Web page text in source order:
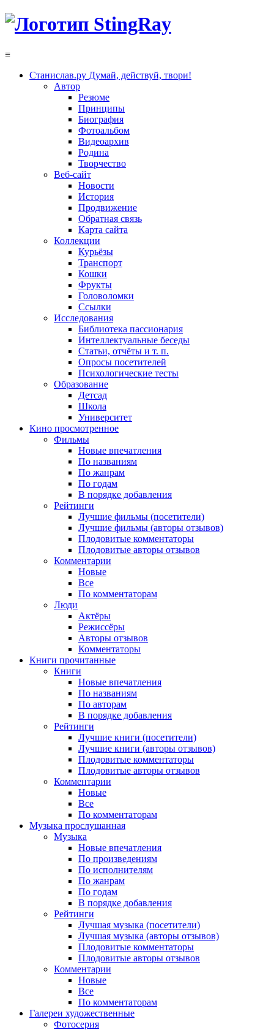
≡
Станислав.ру Думай, действуй, твори!
Автор
Резюме
Принципы
Биография
Фотоальбом
Видеоархив
Родина
Творчество
Веб-сайт
Новости
История
Продвижение
Обратная связь
Карта сайта
Коллекции
Курьёзы
Транспорт
Кошки
Фрукты
Головоломки
Ссылки
Исследования
Библиотека пассионария
Интеллектуальные беседы
Статьи, отчёты и т. п.
Опросы посетителей
Психологические тесты
Образование
Детсад
Школа
Университет
Кино просмотренное
Фильмы
Новые впечатления
По названиям
По жанрам
По годам
В порядке добавления
Рейтинги
Лучшие фильмы (посетители)
Лучшие фильмы (авторы отзывов)
Плодовитые комментаторы
Плодовитые авторы отзывов
Комментарии
Новые
Все
По комментаторам
Люди
Актёры
Режиссёры
Авторы отзывов
Комментаторы
Книги прочитанные
Книги
Новые впечатления
По названиям
По авторам
В порядке добавления
Рейтинги
Лучшие книги (посетители)
Лучшие книги (авторы отзывов)
Плодовитые комментаторы
Плодовитые авторы отзывов
Комментарии
Новые
Все
По комментаторам
Музыка прослушанная
Музыка
Новые впечатления
По произведениям
По исполнителям
По жанрам
По годам
В порядке добавления
Рейтинги
Лучшая музыка (посетители)
Лучшая музыка (авторы отзывов)
Плодовитые комментаторы
Плодовитые авторы отзывов
Комментарии
Новые
Все
По комментаторам
Галереи художественные
Фотосерия